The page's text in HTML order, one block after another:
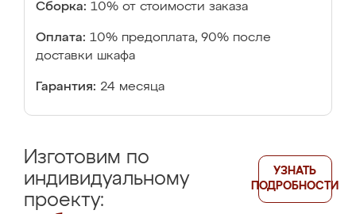
Сборка: 10% от стоимости заказа
Оплата: 10% предоплата, 90% после
доставки шкафа
Гарантия: 24 месяца
Изготовим по
индивидуальному
проекту:
УЗНАТЬ
ПОДРОБНОСТИ